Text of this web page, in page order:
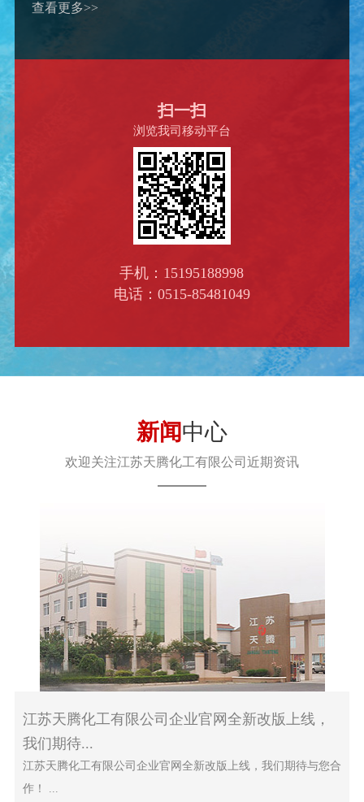
查看更多>>
扫一扫
浏览我司移动平台
手机：15195188998
电话：0515-85481049
新闻中心
欢迎关注江苏天腾化工有限公司近期资讯
江苏天腾化工有限公司企业官网全新改版上线，
我们期待...
江苏天腾化工有限公司企业官网全新改版上线，我们期待与您合
作！ ...